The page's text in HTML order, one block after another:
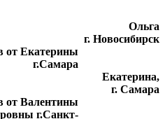
Ольга
г. Новосибирск
Екатерина,
г. Самара